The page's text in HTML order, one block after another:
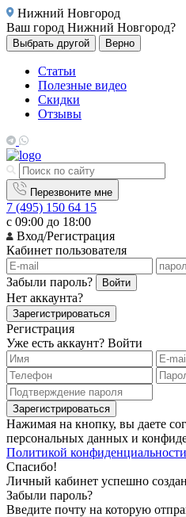
Нижний Новгород
Ваш город Нижний Новгород?
Выбрать другой Верно
Статьи
Полезные видео
Скидки
Отзывы
Перезвоните мне
7 (495) 150 64 15
с 09:00 до 18:00
Вход/Регистрация
Кабинет пользователя
Забыли пароль? Войти
Нет аккаунта?
Зарегистрироваться
Регистрация
Уже есть аккаунт? Войти
Зарегистрироваться
Нажимая на кнопку, вы даете
персональных данных и
Политикой конфиденциальности
Спасибо!
Личный кабинет успешно
Забыли пароль?
Введите почту на которую